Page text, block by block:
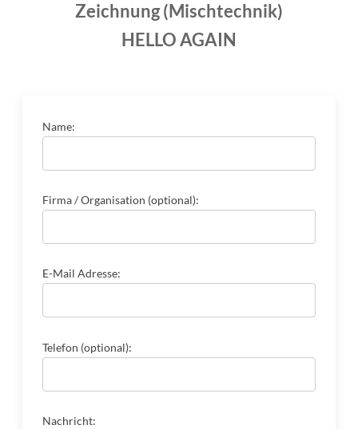
Zeichnung (Mischtechnik)
HELLO AGAIN
Name:
Firma / Organisation (optional):
E-Mail Adresse:
Telefon (optional):
Nachricht: